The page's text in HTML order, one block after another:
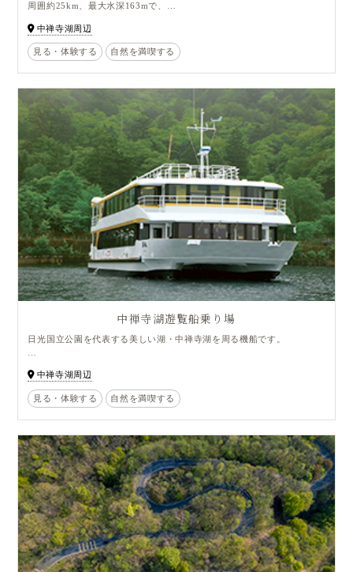
周囲約25km、最大水深163mで、
原形ができたといわれています。
穏やかな気候のため、
明治から昭和初期にかけては外国人の避暑地として賑わいました。
男体山のふもとに広がるのどかな湖畔は
四季折々の表情を楽しめますが、
特に初夏のツツジ、秋の紅葉が見事です。
また、遊覧船に乗って水上からの景色を楽しむのもオススメ。
紅葉シーズンには「紅葉廻り」コースも運行されます。
中禅寺湖周辺
見る・体験する 自然を満喫する
中禅寺湖遊覧船乗り場
日光国立公園を代表する美しい湖・中禅寺湖を周る機船です。
り、中禅寺湖の様々な名所を周ります。
豊かな自然に囲まれた広い湖面を遊覧船でまわれば
違う一面が見えると思います。
ぜひ、湖から自然を楽しんで下さい。
中禅寺湖周辺
見る・体験する 自然を満喫する